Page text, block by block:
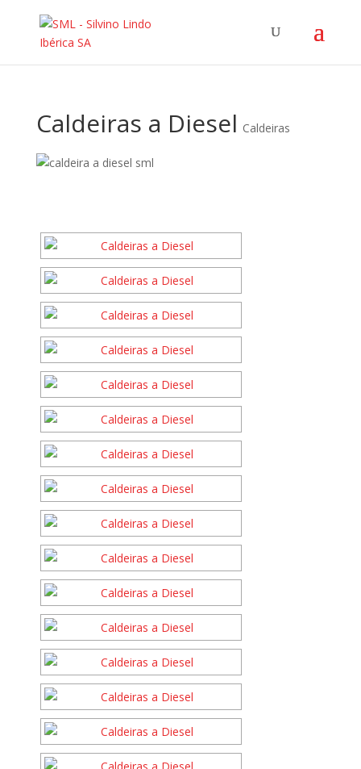
Caldeiras a Diesel Caldeiras